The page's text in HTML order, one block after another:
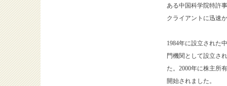
ある中国科学院特許
クライアントに迅速
1984年に設立された
門機関として設立さ
た。2000年に株主所
開始されました。